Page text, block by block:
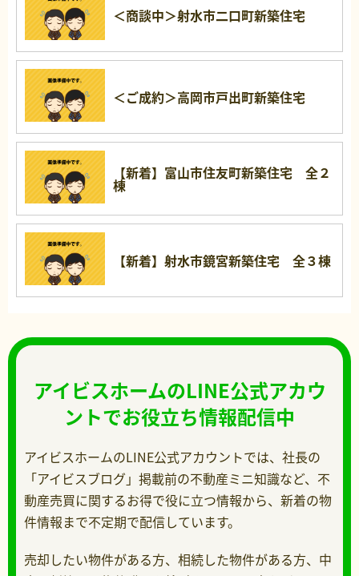
＜商談中＞射水市二口町新築住宅
＜ご成約＞高岡市戸出町新築住宅
【新着】富山市住友町新築住宅 全２
棟
【新着】射水市鏡宮新築住宅 全３棟
アイビスホームのLINE公式アカウ
ントでお役立ち情報配信中
アイビスホームのLINE公式アカウントでは、社長の
「アイビスブログ」掲載前の不動産ミニ知識など、不
動産売買に関するお得で役に立つ情報から、新着の物
件情報まで不定期で配信しています。
売却したい物件がある方、相続した物件がある方、中